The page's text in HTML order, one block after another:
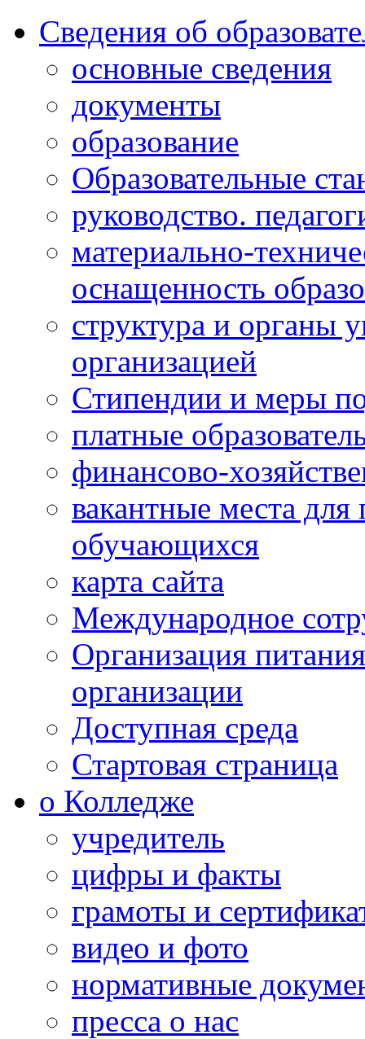
Сведения об
основные сведения
документы
образование
Образовательные
руководство.
материально-
оснащенность
структура и органы
организацией
Стипендии и меры
платные
финансово-
вакантные места
обучающихся
карта сайта
Международное
Организация
организации
Доступная среда
Стартовая страница
о Колледже
учредитель
цифры и факты
грамоты и
видео и фото
нормативные
пресса о нас